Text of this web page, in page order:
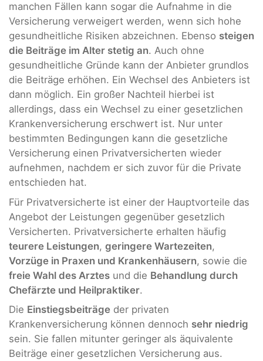
manchen Fällen kann sogar die Aufnahme in die
Versicherung verweigert werden, wenn sich hohe
gesundheitliche Risiken abzeichnen. Ebenso steigen
die Beiträge im Alter stetig an. Auch ohne
gesundheitliche Gründe kann der Anbieter grundlos
die Beiträge erhöhen. Ein Wechsel des Anbieters ist
dann möglich. Ein großer Nachteil hierbei ist
allerdings, dass ein Wechsel zu einer gesetzlichen
Krankenversicherung erschwert ist. Nur unter
bestimmten Bedingungen kann die gesetzliche
Versicherung einen Privatversicherten wieder
aufnehmen, nachdem er sich zuvor für die Private
entschieden hat.
Für Privatversicherte ist einer der Hauptvorteile das
Angebot der Leistungen gegenüber gesetzlich
Versicherten. Privatversicherte erhalten häufig
teurere Leistungen, geringere Wartezeiten,
Vorzüge in Praxen und Krankenhäusern, sowie die
freie Wahl des Arztes und die Behandlung durch
Chefärzte und Heilpraktiker.
Die Einstiegsbeiträge der privaten
Krankenversicherung können dennoch sehr niedrig
sein. Sie fallen mitunter geringer als äquivalente
Beiträge einer gesetzlichen Versicherung aus.